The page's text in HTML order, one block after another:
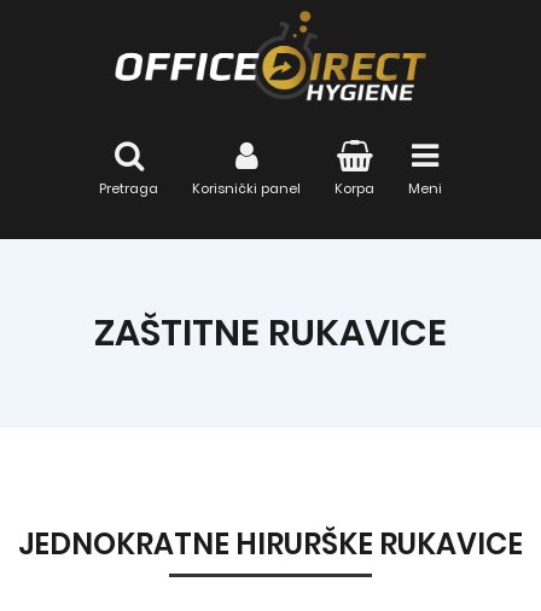
Pretraga Korisnički panel Korpa Meni
ZAŠTITNE RUKAVICE
JEDNOKRATNE HIRURŠKE RUKAVICE